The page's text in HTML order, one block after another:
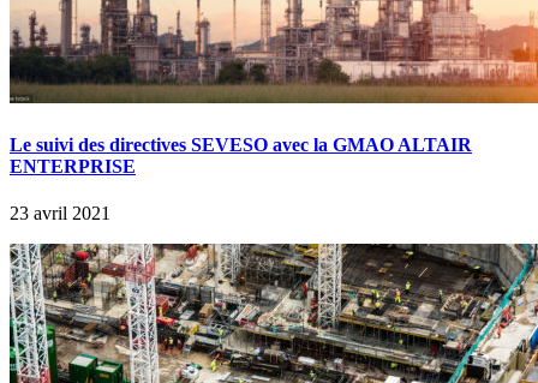
Le suivi des directives SEVESO avec la GMAO ALTAIR
ENTERPRISE
23 avril 2021